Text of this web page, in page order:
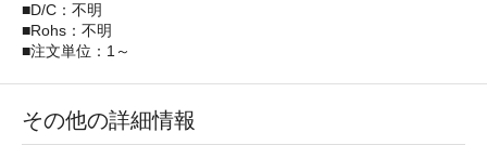
■D/C：不明
■Rohs：不明
■注文単位：1～
その他の詳細情報